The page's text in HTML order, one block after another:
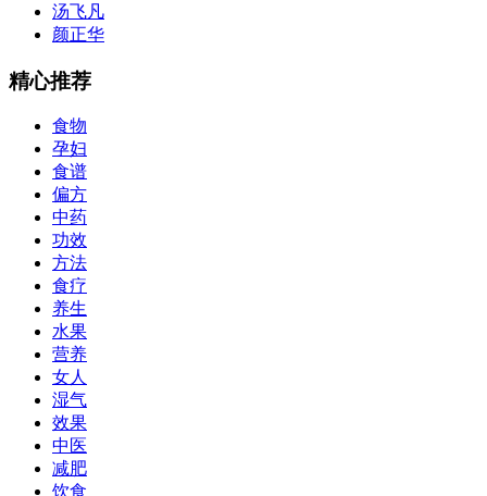
汤飞凡
颜正华
精心推荐
食物
孕妇
食谱
偏方
中药
功效
方法
食疗
养生
水果
营养
女人
湿气
效果
中医
减肥
饮食